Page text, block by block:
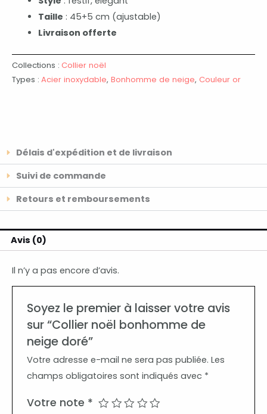
Taille : 45+5 cm (ajustable)
Livraison offerte
Collections : Collier noël
Types : Acier inoxydable, Bonhomme de neige, Couleur or
Délais d'expédition et de livraison
Suivi de commande
Retours et remboursements
Avis (0)
Il n’y a pas encore d’avis.
Soyez le premier à laisser votre avis
sur “Collier noël bonhomme de
neige doré”
Votre adresse e-mail ne sera pas publiée. Les
champs obligatoires sont indiqués avec *
Votre note *